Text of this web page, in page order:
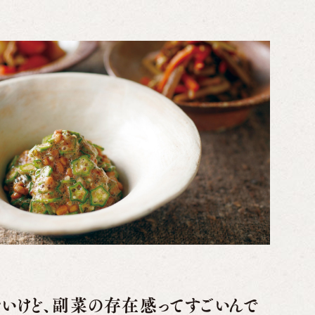
けど、副菜の存在感ってすごいんで